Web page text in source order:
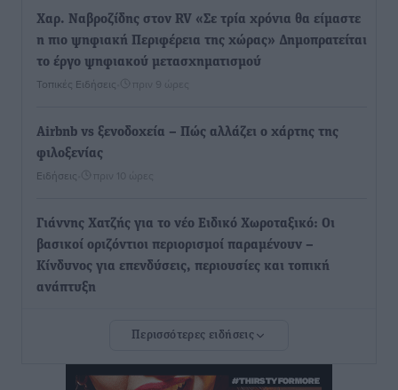
Χαρ. Ναβροζίδης στον RV «Σε τρία χρόνια θα είμαστε
η πιο ψηφιακή Περιφέρεια της χώρας» Δημοπρατείται
το έργο ψηφιακού μετασχηματισμού
Τοπικές Ειδήσεις πριν 9 ώρες
Airbnb vs ξενοδοχεία – Πώς αλλάζει ο χάρτης της
φιλοξενίας
Ειδήσεις πριν 10 ώρες
Γιάννης Χατζής για το νέο Ειδικό Χωροταξικό: Οι
βασικοί οριζόντιοι περιορισμοί παραμένουν –
Κίνδυνος για επενδύσεις, περιουσίες και τοπική
ανάπτυξη
δεν υπάρχουν περιθώρια εφησυχασμού
Περισσότερες ειδήσεις